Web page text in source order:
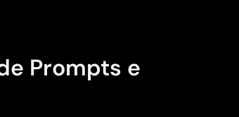
Prompts e